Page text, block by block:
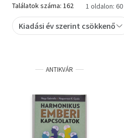
Tankönyv, segédkönyv
Történelem
Találatok száma: 162 1 oldalon:
Kiadási év szerint csökkenő
ANTIKVÁR